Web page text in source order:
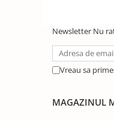
Newsletter Nu
Vreau sa
MAGAZINUL